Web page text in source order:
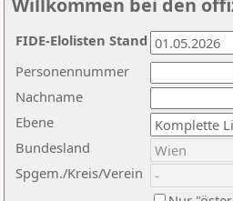
Willkommen bei den
Nachname
Ebene
Personennummer
Bundesland
Spgem./Kreis/Verein
FIDE-Elolisten Stand